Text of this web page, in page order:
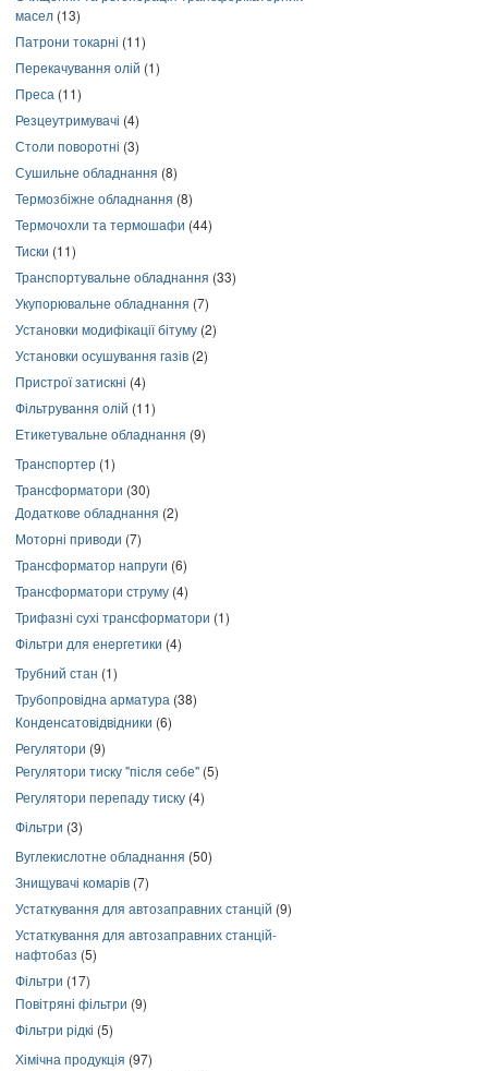
масел (13)
Патрони токарні (11)
Перекачування олій (1)
Преса (11)
Резцеутримувачі (4)
Столи поворотні (3)
Сушильне обладнання (8)
Термозбіжне обладнання (8)
Термочохли та термошафи (44)
Тиски (11)
Транспортувальне обладнання (33)
Укупорювальне обладнання (7)
Установки модифікації бітуму (2)
Установки осушування газів (2)
Пристрої затискні (4)
Фільтрування олій (11)
Етикетувальне обладнання (9)
Транспортер (1)
Трансформатори (30)
Додаткове обладнання (2)
Моторні приводи (7)
Трансформатор напруги (6)
Трансформатори струму (4)
Трифазні сухі трансформатори (1)
Фільтри для енергетики (4)
Трубний стан (1)
Трубопровідна арматура (38)
Конденсатовідвідники (6)
Регулятори (9)
Регулятори тиску "після себе" (5)
Регулятори перепаду тиску (4)
Фільтри (3)
Вуглекислотне обладнання (50)
Знищувачі комарів (7)
Устаткування для автозаправних станцій (9)
Устаткування для автозаправних станцій-
нафтобаз (5)
Фільтри (17)
Повітряні фільтри (9)
Фільтри рідкі (5)
Хімічна продукція (97)